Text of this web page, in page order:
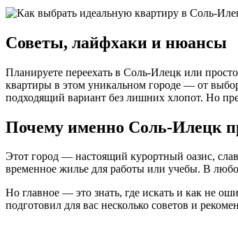
Советы, лайфхаки и нюансы
Планируете переехать в Соль-Илецк или
квартиры в этом уникальном городе — от
подходящий вариант без лишних хлопот. Но
Почему именно Соль-Илецк
Этот город — настоящий курортный оазис,
временное жилье для работы или учебы. В
Но главное — это знать, где искать и как не
подготовил для вас несколько советов и